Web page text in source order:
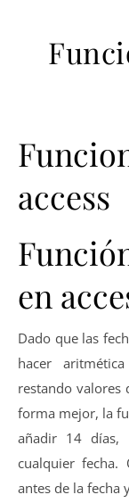
access
en
Dado que las
hacer
restando valores
forma mejor, la
añadir 14 días,
cualquier
antes de la fecha